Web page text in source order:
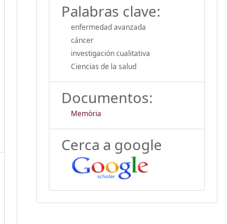
Palabras clave:
enfermedad avanzada
cáncer
investigación cualitativa
Ciencias de la salud
Documentos:
Memòria
Cerca a google